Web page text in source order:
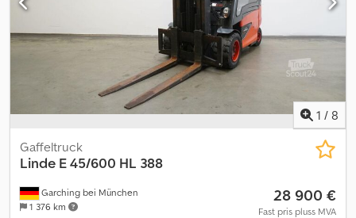
1 / 8
Garching bei München
1 376 km
Gaffeltruck
Linde E 45/600 HL 388
28 900 €
Fast pris pluss MVA